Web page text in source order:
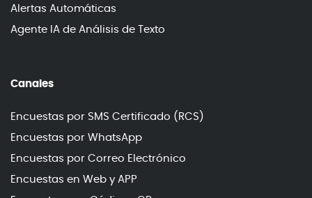
Alertas Automáticas
Agente IA de Análisis de Texto
Canales
Encuestas por SMS Certificado (RCS)
Encuestas por WhatsApp
Encuestas por Correo Electrónico
Encuestas en Web y APP